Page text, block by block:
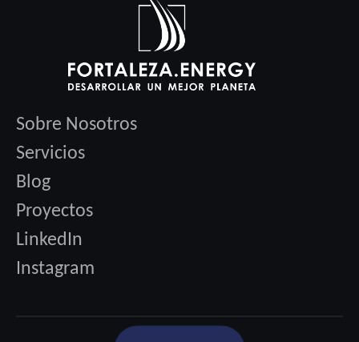
Sobre Nosotros
Servicios
Blog
Proyectos
LinkedIn
Instagram